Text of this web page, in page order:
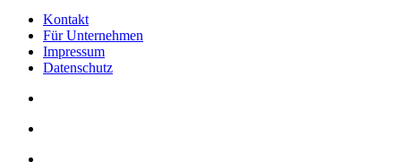
Kontakt
Für Unternehmen
Impressum
Datenschutz